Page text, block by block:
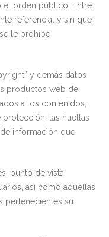
el orden público. Entre
referencial y sin que
le prohíbe
y demás datos
productos web de
a los contenidos,
las huellas
información que
punto de vista,
así como aquellas
pertenecientes su